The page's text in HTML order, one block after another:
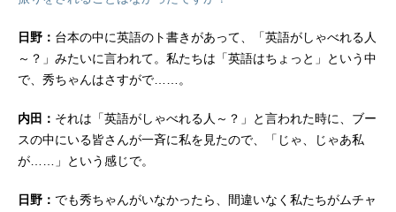
日野： 台本の中に英語のト書きがあって、「英語がしゃべれる人
～？」みたいに言われて。私たちは「英語はちょっと」という中
で、秀ちゃんはさすがで……。
内田： それは「英語がしゃべれる人～？」と言われた時に、ブー
スの中にいる皆さんが一斉に私を見たので、「じゃ、じゃあ私
が……」という感じで。
日野： でも秀ちゃんがいなかったら、間違いなく私たちがムチャ